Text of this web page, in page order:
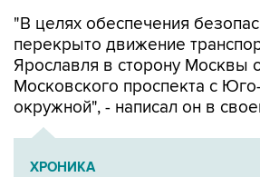
"В целях обеспечения
перекрыто движение
Ярославля в сторону Москвы
Московского проспекта с
окружной", - написал он в
ХРОНИКА